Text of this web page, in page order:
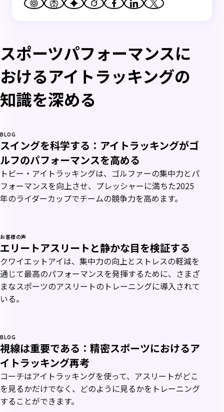
スポーツパフォーマンスに
おけるアイトラッキングの
知識を深める
BLOG
スイングを科学する：アイトラッキングがゴ
ルフのパフォーマンスを高める
トビー・アイトラッキングは、ゴルファーの集中力とパ
フォーマンスを向上させ、プレッシャーに満ちた2025
年のライダーカップでチームの競争力を高めます。
お客様の声
エリートアスリートと静かな目を検証する
クワイエットアイは、集中力の向上とストレスの軽減を
通じて最高のパフォーマンスを発揮するために、さまざ
まなスポーツのアスリートのトレーニングに導入されて
いる。
BLOG
視線は重要である：精密スポーツにおけるア
イトラッキング再考
コーチはアイトラッキングを使って、アスリートがどこ
を見るかだけでなく、どのように見るかをトレーニング
することができます。